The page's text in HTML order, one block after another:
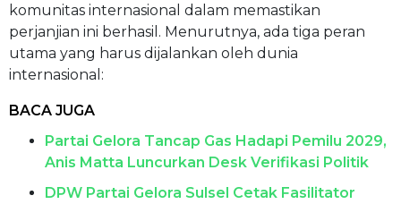
komunitas internasional dalam memastikan
perjanjian ini berhasil. Menurutnya, ada tiga peran
utama yang harus dijalankan oleh dunia
internasional:
BACA JUGA
Partai Gelora Tancap Gas Hadapi Pemilu 2029,
Anis Matta Luncurkan Desk Verifikasi Politik
DPW Partai Gelora Sulsel Cetak Fasilitator